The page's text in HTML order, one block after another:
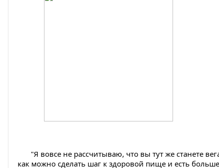
"Я вовсе не рассчитываю, что вы тут же станете
как можно сделать шаг к здоровой пище и есть